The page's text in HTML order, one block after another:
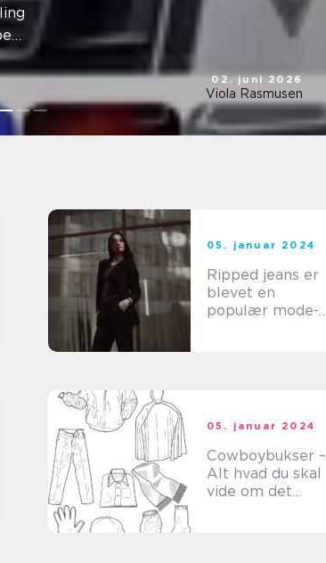
02. juni 2026
Viola Rasmusen
05. januar 2024
Ripped jeans er
blevet en
populær mode-
05. januar 2024
Cowboybukser –
Alt hvad du skal
vide om det